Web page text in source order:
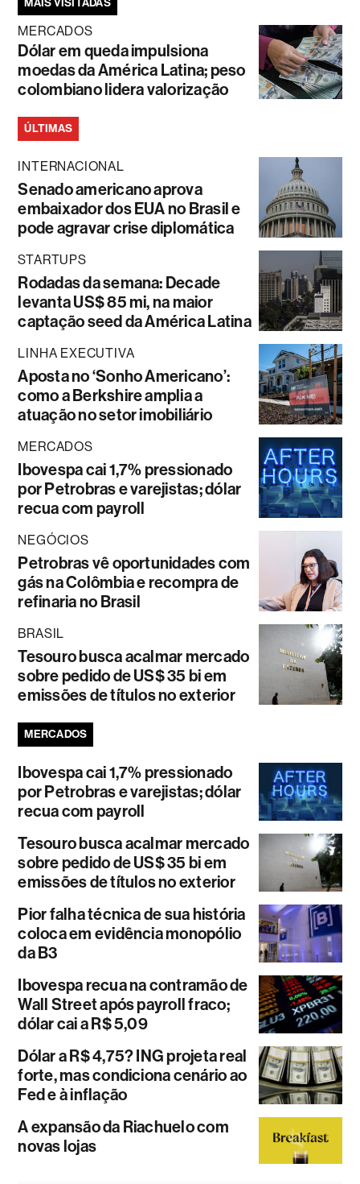
MERCADOS
Dólar em queda impulsiona
moedas da América Latina; peso
colombiano lidera valorização
ÚLTIMAS
INTERNACIONAL
Senado americano aprova
embaixador dos EUA no Brasil e
pode agravar crise diplomática
STARTUPS
Rodadas da semana: Decade
levanta US$ 85 mi, na maior
captação seed da América Latina
LINHA EXECUTIVA
Aposta no ‘Sonho Americano’:
como a Berkshire amplia a
atuação no setor imobiliário
MERCADOS
Ibovespa cai 1,7% pressionado
por Petrobras e varejistas; dólar
recua com payroll
NEGÓCIOS
Petrobras vê oportunidades com
gás na Colômbia e recompra de
refinaria no Brasil
BRASIL
Tesouro busca acalmar mercado
sobre pedido de US$ 35 bi em
emissões de títulos no exterior
MERCADOS
Ibovespa cai 1,7% pressionado
por Petrobras e varejistas; dólar
recua com payroll
Tesouro busca acalmar mercado
sobre pedido de US$ 35 bi em
emissões de títulos no exterior
Pior falha técnica de sua história
coloca em evidência monopólio
da B3
Ibovespa recua na contramão de
Wall Street após payroll fraco;
dólar cai a R$ 5,09
Dólar a R$ 4,75? ING projeta real
forte, mas condiciona cenário ao
Fed e à inflação
A expansão da Riachuelo com
novas lojas